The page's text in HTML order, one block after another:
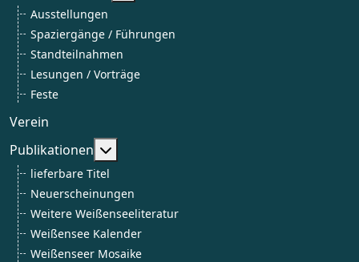
Ausstellungen
Spaziergänge / Führungen
Standteilnahmen
Lesungen / Vorträge
Feste
Verein
Publikationen
Weitere Informationen: Publikationen
lieferbare Titel
Neuerscheinungen
Weitere Weißenseeliteratur
Weißensee Kalender
Weißenseer Mosaike